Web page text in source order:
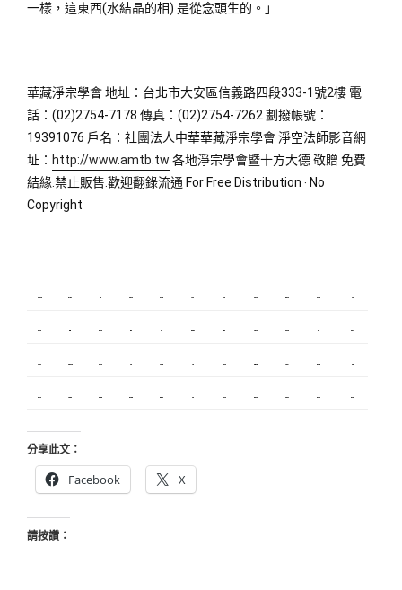
一樣，這東西(水結晶的相) 是從念頭生的。」
華藏淨宗學會 地址：台北市大安區信義路四段333-1號2樓 電
話：(02)2754-7178 傳真：(02)2754-7262 劃撥帳號：
19391076 戶名：社團法人中華華藏淨宗學會 淨空法師影音網
址： http://www.amtb.tw 各地淨宗學會暨十方大德 敬贈 免費
結緣.禁止販售.歡迎翻錄流通 For Free Distribution ‧ No
Copyright
分享此文：
Facebook
X
請按讚：